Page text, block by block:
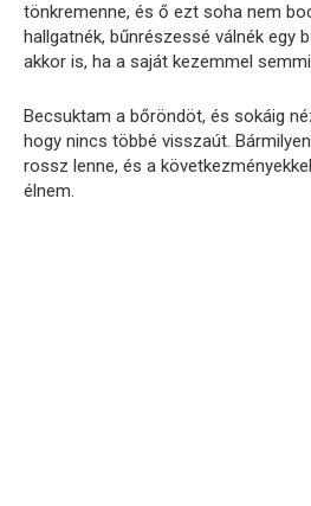
tönkremenne, és ő ezt soha nem
hallgatnék, bűnrészessé válnék egy
akkor is, ha a saját kezemmel
Becsuktam a bőröndöt, és sokáig
hogy nincs többé visszaút.
rossz lenne, és a
élnem.